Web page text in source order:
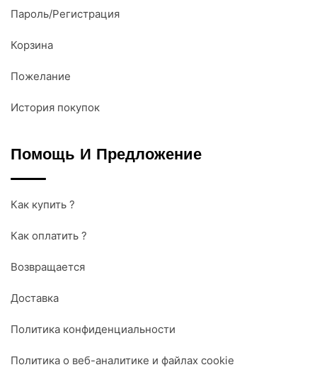
Пароль/Регистрация
Корзина
Пожелание
История покупок
Помощь И Предложение
Как купить ?
Как оплатить ?
Возвращается
Доставка
Политика конфиденциальности
Политика о веб-аналитике и файлах cookie